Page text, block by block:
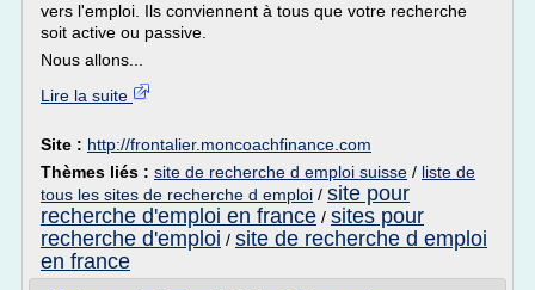
vers l'emploi. Ils conviennent à tous que votre recherche
soit active ou passive.
Nous allons...
Lire la suite
Site : http://frontalier.moncoachfinance.com
Thèmes liés : site de recherche d emploi suisse / liste de
tous les sites de recherche d emploi / site pour
recherche d'emploi en france / sites pour
recherche d'emploi / site de recherche d emploi
en france